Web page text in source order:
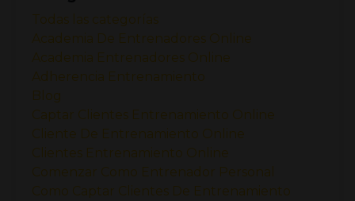
Todas las categorías
Academia De Entrenadores Online
Academia Entrenadores Online
Adherencia Entrenamiento
Blog
Captar Clientes Entrenamiento Online
Cliente De Entrenamiento Online
Clientes Entrenamiento Online
Comenzar Como Entrenador Personal
Como Captar Clientes De Entrenamiento